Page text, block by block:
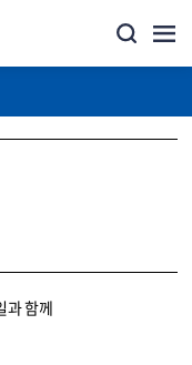
과 함께